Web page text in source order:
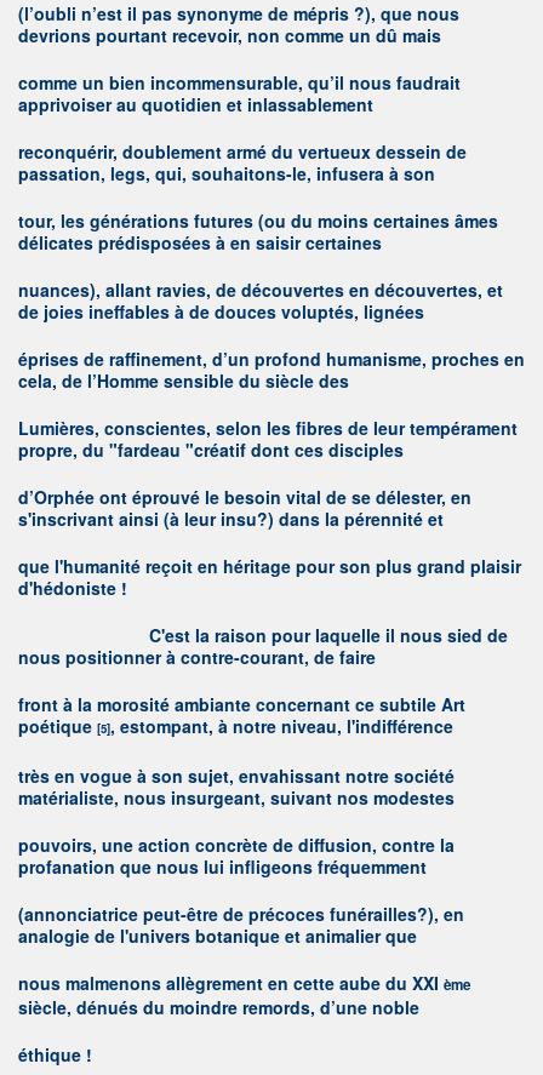
(l’oubli n’est il pas synonyme de mépris ?), que nous
devrions pourtant recevoir, non comme un dû mais
comme un bien incommensurable, qu’il nous faudrait
apprivoiser au quotidien et inlassablement
reconquérir, doublement armé du vertueux dessein de
passation, legs, qui, souhaitons-le, infusera à son
tour, les générations futures (ou du moins certaines âmes
délicates prédisposées à en saisir certaines
nuances), allant ravies, de découvertes en découvertes, et
de joies ineffables à de douces voluptés, lignées
éprises de raffinement, d’un profond humanisme, proches en
cela, de l’Homme sensible du siècle des
Lumières, conscientes, selon les fibres de leur tempérament
propre, du "fardeau "créatif dont ces disciples
d’Orphée ont éprouvé le besoin vital de se délester, en
s'inscrivant ainsi (à leur insu?) dans la pérennité et
que l'humanité reçoit en héritage pour son plus grand plaisir
d'hédoniste !
C'est la raison pour laquelle il nous sied de
nous positionner à contre-courant, de faire
front à la morosité ambiante concernant ce subtile Art
poétique [5], estompant, à notre niveau, l'indifférence
très en vogue à son sujet, envahissant notre société
matérialiste, nous insurgeant, suivant nos modestes
pouvoirs, une action concrète de diffusion, contre la
profanation que nous lui infligeons fréquemment
(annonciatrice peut-être de précoces funérailles?), en
analogie de l'univers botanique et animalier que
nous malmenons allègrement en cette aube du XXI ème
siècle, dénués du moindre remords, d’une noble
éthique !